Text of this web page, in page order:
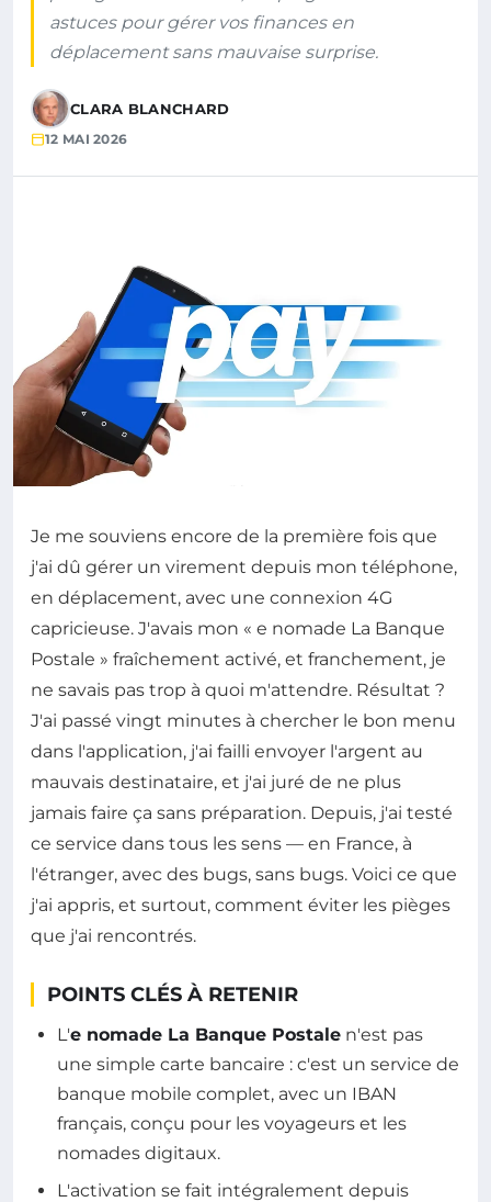
astuces pour gérer vos finances en
déplacement sans mauvaise surprise.
CLARA BLANCHARD
12 MAI 2026
Je me souviens encore de la première fois que
j'ai dû gérer un virement depuis mon téléphone,
en déplacement, avec une connexion 4G
capricieuse. J'avais mon « e nomade La Banque
Postale » fraîchement activé, et franchement, je
ne savais pas trop à quoi m'attendre. Résultat ?
J'ai passé vingt minutes à chercher le bon menu
dans l'application, j'ai failli envoyer l'argent au
mauvais destinataire, et j'ai juré de ne plus
jamais faire ça sans préparation. Depuis, j'ai testé
ce service dans tous les sens — en France, à
l'étranger, avec des bugs, sans bugs. Voici ce que
j'ai appris, et surtout, comment éviter les pièges
que j'ai rencontrés.
POINTS CLÉS À RETENIR
L'e nomade La Banque Postale n'est pas
une simple carte bancaire : c'est un service de
banque mobile complet, avec un IBAN
français, conçu pour les voyageurs et les
nomades digitaux.
L'activation se fait intégralement depuis